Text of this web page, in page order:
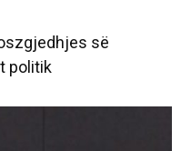
së
politik